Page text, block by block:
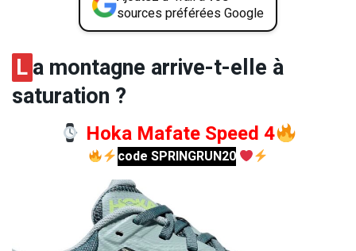
sources préférées Google
La montagne arrive-t-elle à
saturation ?
Hoka Mafate Speed 4
code SPRINGRUN20